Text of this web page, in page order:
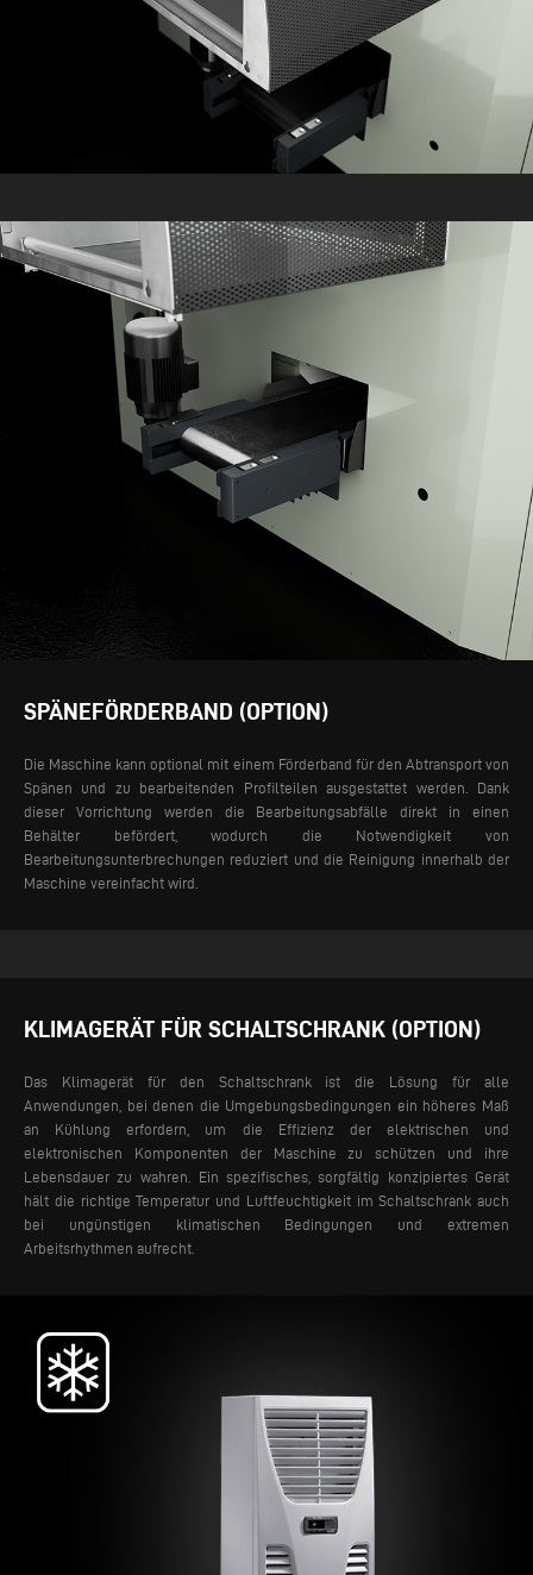
SPÄNEFÖRDERBAND (OPTION)
Die Maschine kann optional mit einem Förderband für den Abtransport von
Spänen und zu bearbeitenden Profilteilen ausgestattet werden. Dank
dieser Vorrichtung werden die Bearbeitungsabfälle direkt in einen
Behälter befördert, wodurch die Notwendigkeit von
Bearbeitungsunterbrechungen reduziert und die Reinigung innerhalb der
Maschine vereinfacht wird.
KLIMAGERÄT FÜR SCHALTSCHRANK (OPTION)
Das Klimagerät für den Schaltschrank ist die Lösung für alle
Anwendungen, bei denen die Umgebungsbedingungen ein höheres Maß
an Kühlung erfordern, um die Effizienz der elektrischen und
elektronischen Komponenten der Maschine zu schützen und ihre
Lebensdauer zu wahren. Ein spezifisches, sorgfältig konzipiertes Gerät
hält die richtige Temperatur und Luftfeuchtigkeit im Schaltschrank auch
bei ungünstigen klimatischen Bedingungen und extremen
Arbeitsrhythmen aufrecht.